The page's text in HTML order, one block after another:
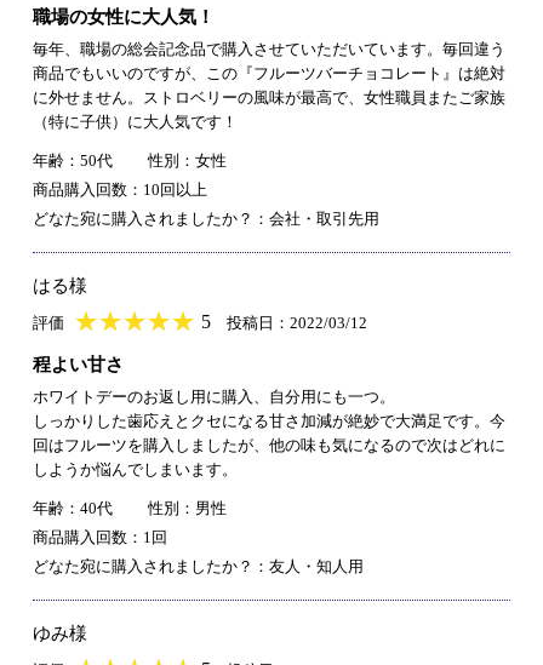
職場の女性に大人気！
毎年、職場の総会記念品で購入させていただいています。毎回違う
商品でもいいのですが、この『フルーツバーチョコレート』は絶対
に外せません。ストロベリーの風味が最高で、女性職員またご家族
（特に子供）に大人気です！
年齢：50代
性別：女性
商品購入回数：10回以上
どなた宛に購入されましたか？：会社・取引先用
はる様
評価 ★★★★★
★★★★★ 5 投稿日：2022/03/12
程よい甘さ
ホワイトデーのお返し用に購入、自分用にも一つ。
しっかりした歯応えとクセになる甘さ加減が絶妙で大満足です。今
回はフルーツを購入しましたが、他の味も気になるので次はどれに
しようか悩んでしまいます。
年齢：40代
性別：男性
商品購入回数：1回
どなた宛に購入されましたか？：友人・知人用
ゆみ様